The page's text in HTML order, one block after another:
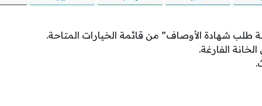
طلب شهادة الأوصاف” من قائمة الخيارات المتاحة.
الفارغة.